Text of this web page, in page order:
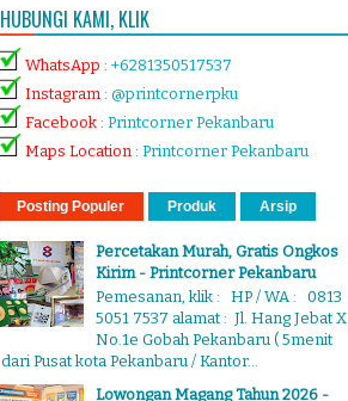
HUBUNGI KAMI, KLIK
WhatsApp : +6281350517537
Instagram : @printcornerpku
Facebook : Printcorner Pekanbaru
Maps Location : Printcorner Pekanbaru
Posting Populer Produk Arsip
Percetakan Murah, Gratis Ongkos
Kirim - Printcorner Pekanbaru
Pemesanan, klik : HP / WA : 0813
5051 7537 alamat : Jl. Hang Jebat X
No.1e Gobah Pekanbaru ( 5menit
dari Pusat kota Pekanbaru / Kantor...
Lowongan Magang Tahun 2026 -